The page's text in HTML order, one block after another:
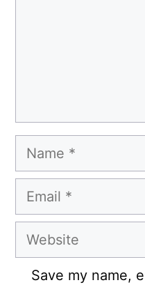
Name
Email
Website
Save my name,